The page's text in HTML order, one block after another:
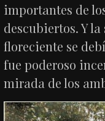
importantes de
descubiertos. Y
floreciente se
fue poderoso
mirada de los